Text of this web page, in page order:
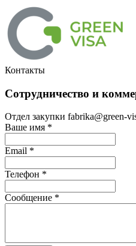
Контакты
Сотрудничество и
Отдел закупки fabrika@green-
Ваше имя *
Email *
Телефон *
Сообщение *